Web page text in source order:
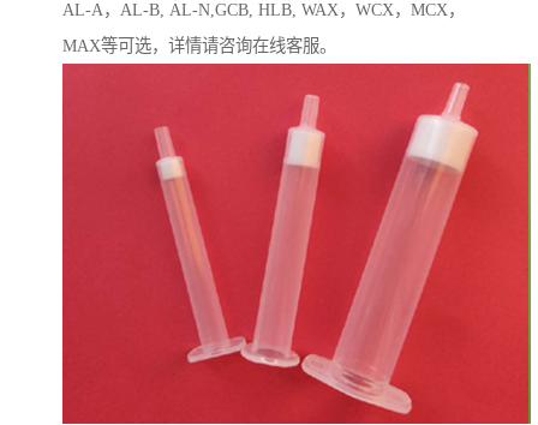
AL-A，AL-B, AL-N,GCB, HLB, WAX，WCX，MCX，
MAX等可选，详情请咨询在线客服。